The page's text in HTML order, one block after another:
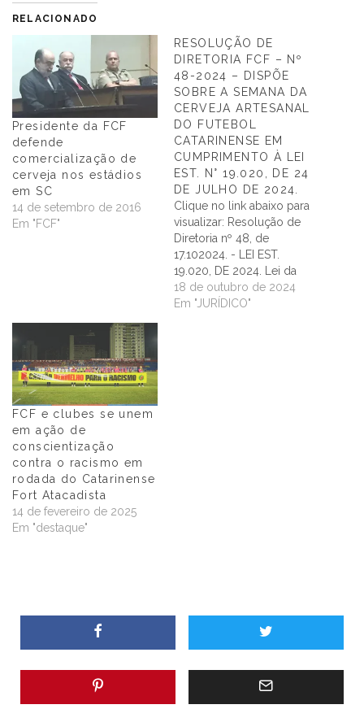
RELACIONADO
Presidente da FCF
defende
comercialização de
cerveja nos estádios
em SC
14 de setembro de 2016
Em "FCF"
RESOLUÇÃO DE
DIRETORIA FCF – Nº
48-2024 – DISPÕE
SOBRE A SEMANA DA
CERVEJA ARTESANAL
DO FUTEBOL
CATARINENSE EM
CUMPRIMENTO À LEI
EST. N° 19.020, DE 24
DE JULHO DE 2024.
Clique no link abaixo para
visualizar: Resolução de
Diretoria nº 48, de
17.102024. - LEI EST.
19.020, DE 2024. Lei da
Cerveja
18 de outubro de 2024
Em "JURÍDICO"
FCF e clubes se unem
em ação de
conscientização
contra o racismo em
rodada do Catarinense
Fort Atacadista
14 de fevereiro de 2025
Em "destaque"